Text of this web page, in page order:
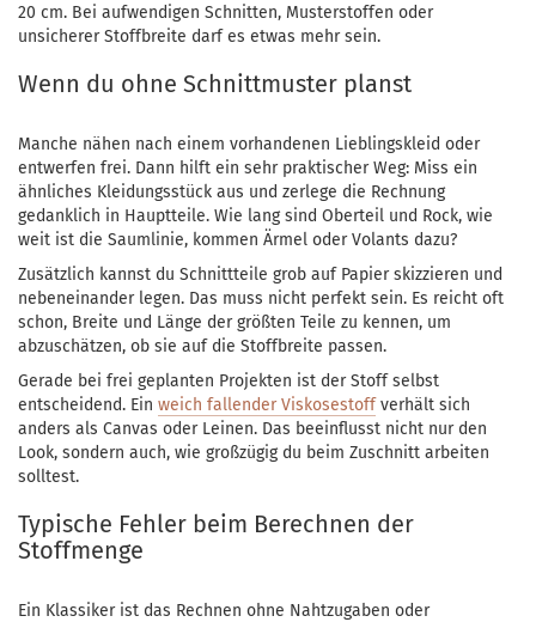
20 cm. Bei aufwendigen Schnitten, Musterstoffen oder
unsicherer Stoffbreite darf es etwas mehr sein.
Wenn du ohne Schnittmuster planst
Manche nähen nach einem vorhandenen Lieblingskleid oder
entwerfen frei. Dann hilft ein sehr praktischer Weg: Miss ein
ähnliches Kleidungsstück aus und zerlege die Rechnung
gedanklich in Hauptteile. Wie lang sind Oberteil und Rock, wie
weit ist die Saumlinie, kommen Ärmel oder Volants dazu?
Zusätzlich kannst du Schnittteile grob auf Papier skizzieren und
nebeneinander legen. Das muss nicht perfekt sein. Es reicht oft
schon, Breite und Länge der größten Teile zu kennen, um
abzuschätzen, ob sie auf die Stoffbreite passen.
Gerade bei frei geplanten Projekten ist der Stoff selbst
entscheidend. Ein weich fallender Viskosestoffverhält sich
anders als Canvas oder Leinen. Das beeinflusst nicht nur den
Look, sondern auch, wie großzügig du beim Zuschnitt arbeiten
solltest.
Typische Fehler beim Berechnen der
Stoffmenge
Ein Klassiker ist das Rechnen ohne Nahtzugaben oder